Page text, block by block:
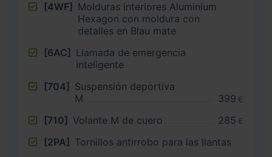
[4WF] Molduras interiores Aluminium
Hexagon con moldura con
detalles en Blau mate
[6AC] Llamada de emergencia
inteligente
[704] Suspensión deportiva
M
399 €
[710] Volante M de cuero 285 €
[2PA] Tornillos antirrobo para las llantas